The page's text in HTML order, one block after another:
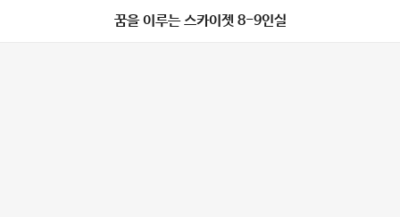
꿈을 이루는 스카이젯 8-9인실